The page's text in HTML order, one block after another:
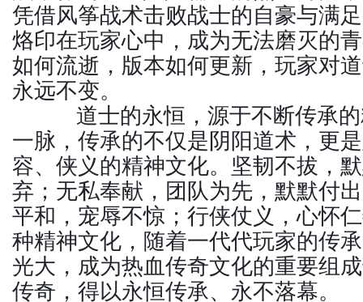
凭借风筝战术击败战士的自豪与满
烙印在玩家心中，成为无法磨灭的
如何流逝，版本如何更新，玩家对
永远不变。
道士的永恒，源于不断传承的
一脉，传承的不仅是阴阳道术，更
容、侠义的精神文化。坚韧不拔，
弃；无私奉献，团队为先，默默付
平和，宠辱不惊；行侠仗义，心怀
种精神文化，随着一代代玩家的传
光大，成为热血传奇文化的重要组
传奇，得以永恒传承、永不落幕。